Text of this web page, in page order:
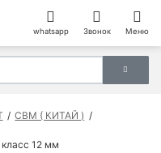
whatsapp Звонок Меню
CBM ( КИТАЙ )
12 мм